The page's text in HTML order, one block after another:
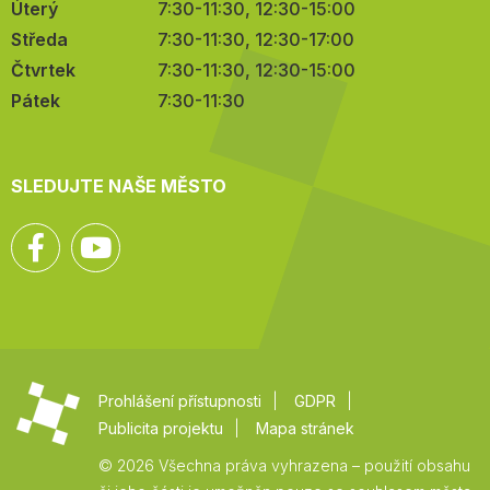
Úterý
7:30-11:30, 12:30-15:00
Středa
7:30-11:30, 12:30-17:00
Čtvrtek
7:30-11:30, 12:30-15:00
Pátek
7:30-11:30
SLEDUJTE NAŠE MĚSTO
Facebook
Prohlášení přístupnosti
GDPR
Publicita projektu
Mapa stránek
© 2026 Všechna práva vyhrazena – použití obsahu